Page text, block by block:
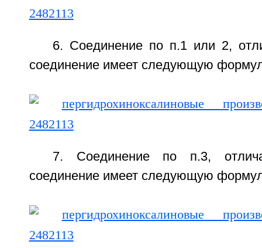
6. Соединение по п.1 или 2,
соединение имеет следующую
7. Соединение по п.3,
соединение имеет следующую